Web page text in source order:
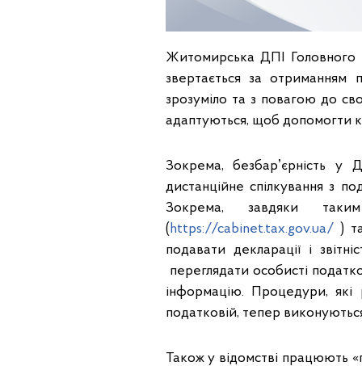
Житомирська ДПІ Головного
звертається за отриманням
зрозуміло та з повагою до
адаптуються, щоб допомогти
Зокрема, безбарʼєрність
дистанційне спілкування з
Зокрема, завдяки
( https://cabinet.tax.gov.ua/ )
подавати декларації і
переглядати особисті
інформацію. Процедури, які
податковій, тепер
Також у відомстві працюють